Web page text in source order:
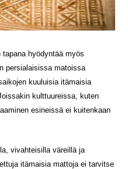
tapana hyödyntää myös
persialaisissa matoissa
kuuluisia itämaisia
kulttuureissa, kuten
esineissä ei kuitenkaan
vivahteisilla väreillä ja
itämaisia mattoja ei tarvitse